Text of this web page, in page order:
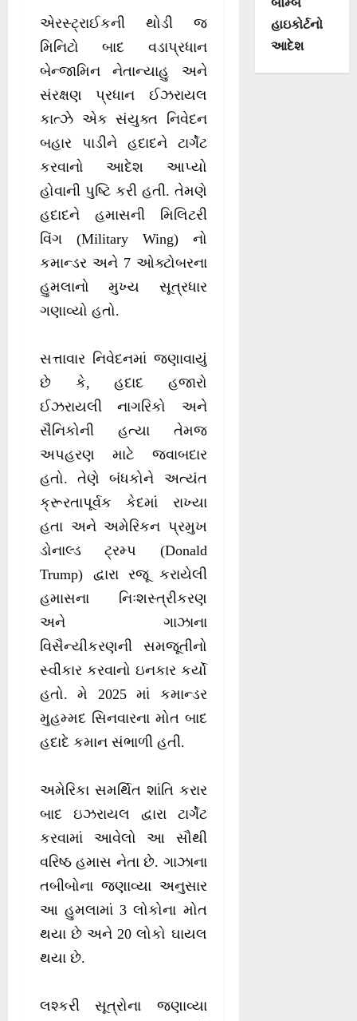
એરસ્ટ્રાઈકની થોડી જ
મિનિટો બાદ વડાપ્રધાન
બેન્જામિન નેતાન્યાહુ અને
સંરક્ષણ પ્રધાન ઈઝરાયલ
કાત્ઝે એક સંયુક્ત નિવેદન
બહાર પાડીને હદાદને ટાર્ગેટ
કરવાનો આદેશ આપ્યો
હોવાની પુષ્ટિ કરી હતી. તેમણે
હદાદને હમાસની મિલિટરી
વિંગ (Military Wing) નો
કમાન્ડર અને 7 ઓક્ટોબરના
હુમલાનો મુખ્ય સૂત્રધાર
ગણાવ્યો હતો.
સત્તાવાર નિવેદનમાં જણાવાયું
છે કે, હદાદ હજારો
ઈઝરાયલી નાગરિકો અને
સૈનિકોની હત્યા તેમજ
અપહરણ માટે જવાબદાર
હતો. તેણે બંધકોને અત્યંત
ક્રૂરતાપૂર્વક કેદમાં રાખ્યા
હતા અને અમેરિકન પ્રમુખ
ડોનાલ્ડ ટ્રમ્પ (Donald
Trump) દ્વારા રજૂ કરાયેલી
હમાસના નિઃશસ્ત્રીકરણ
અને ગાઝાના
વિસૈન્યીકરણની સમજૂતીનો
સ્વીકાર કરવાનો ઇનકાર કર્યો
હતો. મે 2025 માં કમાન્ડર
મુહમ્મદ સિનવારના મોત બાદ
હદાદે કમાન સંભાળી હતી.
અમેરિકા સમર્થિત શાંતિ કરાર
બાદ ઇઝરાયલ દ્વારા ટાર્ગેટ
કરવામાં આવેલો આ સૌથી
વરિષ્ઠ હમાસ નેતા છે. ગાઝાના
તબીબોના જણાવ્યા અનુસાર
આ હુમલામાં 3 લોકોના મોત
થયા છે અને 20 લોકો ઘાયલ
થયા છે.
લશ્કરી સૂત્રોના જણાવ્યા
હાઇકોર્ટનો
આદેશ